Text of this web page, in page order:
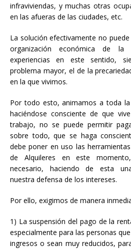
infraviviendas, y muchas otras
en las afueras de las ciudades, etc.
La solución efectivamente no
organización económica de la
experiencias en este sentido,
problema mayor, el de la
en la que vivimos.
Por todo esto, animamos a toda
haciéndose consciente de que
trabajo, no se puede permitir
sobre todo, que se haga
debe poner en uso las
de Alquileres en este
necesario, haciendo de esta
nuestra defensa de los intereses.
Por ello, exigimos de manera
1) La suspensión del pago de la
especialmente para las personas
ingresos o sean muy reducidos,